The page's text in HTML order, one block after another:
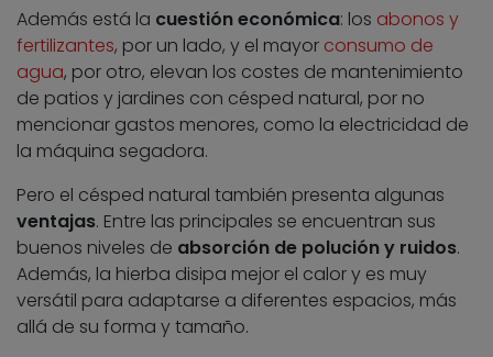
Además está la cuestión económica: los abonos y
fertilizantes, por un lado, y el mayor consumo de
agua, por otro, elevan los costes de mantenimiento
de patios y jardines con césped natural, por no
mencionar gastos menores, como la electricidad de
la máquina segadora.
Pero el césped natural también presenta algunas
ventajas. Entre las principales se encuentran sus
buenos niveles de absorción de polución y ruidos.
Además, la hierba disipa mejor el calor y es muy
versátil para adaptarse a diferentes espacios, más
allá de su forma y tamaño.